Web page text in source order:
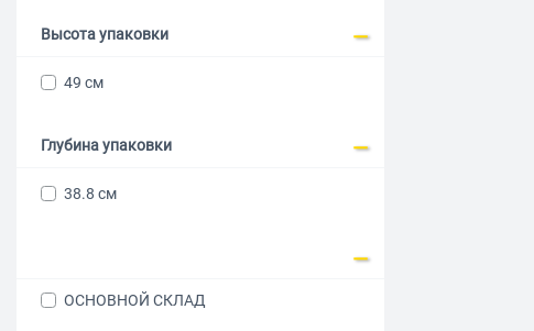
Высота упаковки
49 см
Глубина упаковки
38.8 см
ОСНОВНОЙ СКЛАД